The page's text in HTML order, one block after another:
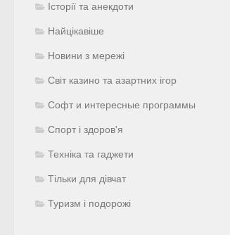
Історії та анекдоти
Найцікавіше
Новини з мережі
Світ казино та азартних ігор
Софт и интересные программы
Спорт і здоров'я
Техніка та гаджети
Тільки для дівчат
Туризм і подорожі